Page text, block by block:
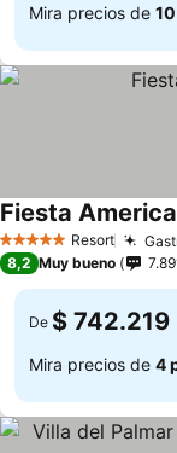
Mira precios de
5 Estrellas Resort
Fiesta
8,2 Muy bueno
De $ 742.219
Mira precios de 4